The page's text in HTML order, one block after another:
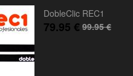
DobleClic REC1
99.95€
79.95 €